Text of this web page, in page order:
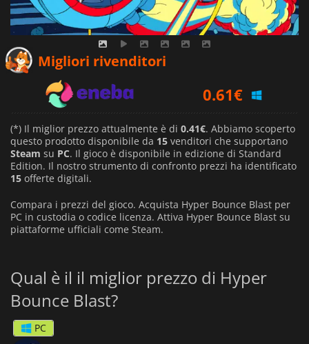
Migliori rivenditori
0.61€
1.19€
(*) Il miglior prezzo attualmente è di 0.41€. Abbiamo scoperto
questo prodotto disponibile da 15 venditori che supportano
Steam su PC. Il gioco è disponibile in edizione di Standard
Edition. Il nostro strumento di confronto prezzi ha identificato
15 offerte digitali.
Compara i prezzi del gioco. Acquista Hyper Bounce Blast per
PC in custodia o codice licenza. Attiva Hyper Bounce Blast su
piattaforme ufficiali come Steam.
Qual è il il miglior prezzo di Hyper
Bounce Blast?
PC